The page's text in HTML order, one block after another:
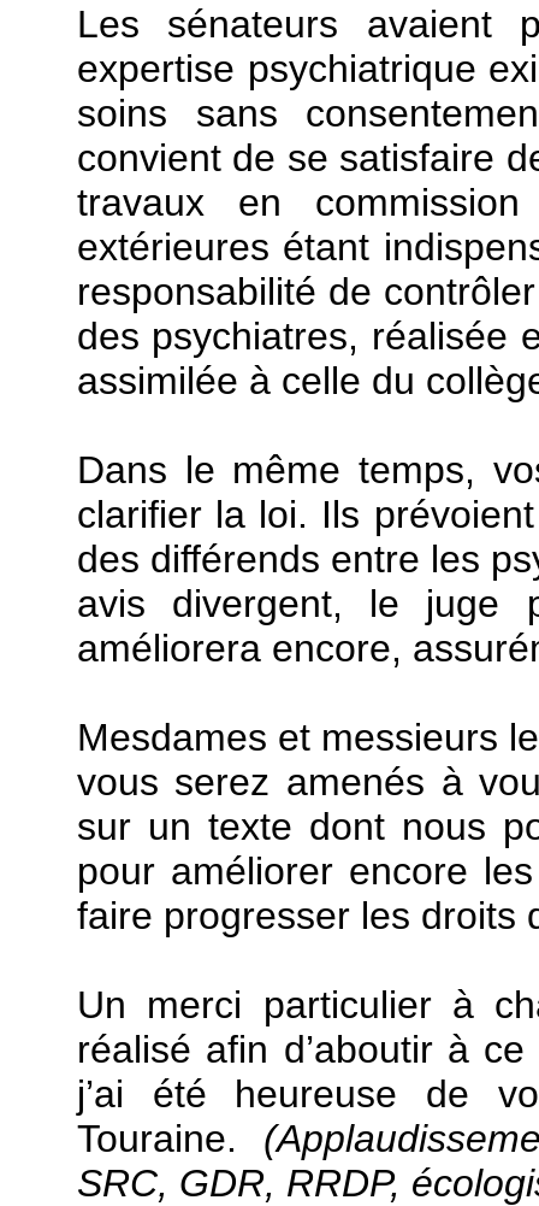
Les sénateurs avaient
expertise psychiatrique
soins sans
convient de se satisfaire
travaux en
extérieures étant
responsabilité de
des psychiatres, réalisée
assimilée à celle du
Dans le même temps,
clarifier la loi. Ils
des différends entre les
avis divergent, le juge
améliorera encore,
Mesdames et messieurs
vous serez amenés à
sur un texte dont nous
pour améliorer encore
faire progresser les droits
Un merci particulier à
réalisé afin d’aboutir à
j’ai été heureuse de
Touraine.
SRC, GDR, RRDP,